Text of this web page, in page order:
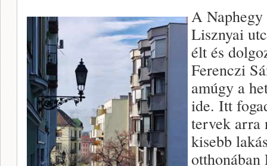
A Naphegy
Lisznyai
élt és
Ferenczi
amúgy a
ide. Itt
tervek arra
kisebb